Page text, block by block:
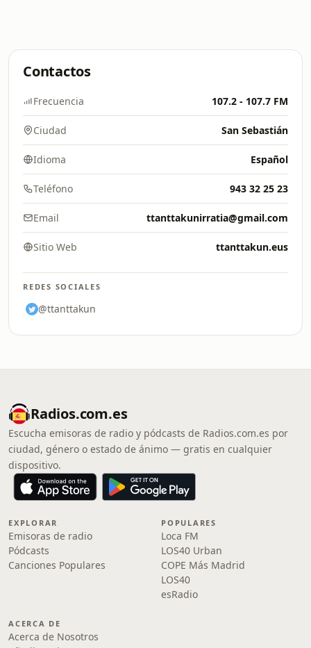
Contactos
Frecuencia 107.2 - 107.7 FM
Ciudad San Sebastián
Idioma Español
Teléfono 943 32 25 23
Email ttanttakunirratia@gmail.com
Sitio Web ttanttakun.eus
REDES SOCIALES
@ttanttakun
Radios.com.es
Escucha emisoras de radio y pódcasts de Radios.com.es por
ciudad, género o estado de ánimo — gratis en cualquier
dispositivo.
EXPLORAR
Emisoras de radio
Pódcasts
Canciones Populares
POPULARES
Loca FM
LOS40 Urban
COPE Más Madrid
LOS40
esRadio
ACERCA DE
Acerca de Nosotros